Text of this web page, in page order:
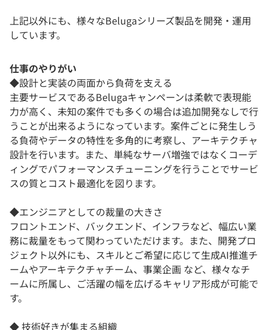
上記以外にも、様々なBelugaシリーズ製品を開発・運用
しています。
仕事のやりがい
◆設計と実装の両面から負荷を支える
主要サービスであるBelugaキャンペーンは柔軟で表現能
力が高く、未知の案件でも多くの場合は追加開発なしで行
うことが出来るようになっています。案件ごとに発生しう
る負荷やデータの特性を多角的に考察し、アーキテクチャ
設計を行います。また、単純なサーバ増強ではなくコーデ
ィングでパフォーマンスチューニングを行うことでサービ
スの質とコスト最適化を図ります。
◆エンジニアとしての裁量の大きさ
フロントエンド、バックエンド、インフラなど、幅広い業
務に裁量をもって関わっていただけます。また、開発プロ
ジェクト以外にも、スキルとご希望に応じて生成AI推進チ
ームやアーキテクチャチーム、事業企画 など、様々なチ
ームに所属し、ご活躍の幅を広げるキャリア形成が可能で
す。
◆ 技術好きが集まる組織